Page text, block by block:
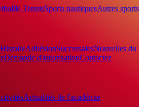
le TennisSports nautiquesAutres sports
HistoireAdhésionSuccursalesNouvelles du
Demande d'autorisationContactez
Actualités de l'académie